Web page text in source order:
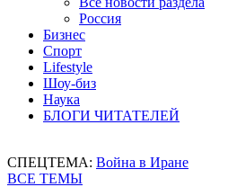
Россия
Бизнес
Спорт
Lifestyle
Шоу-биз
Наука
БЛОГИ ЧИТАТЕЛЕЙ
СПЕЦТЕМА: Война в Иране
ВСЕ ТЕМЫ